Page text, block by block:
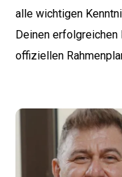
alle wichtigen
Deinen
offiziellen